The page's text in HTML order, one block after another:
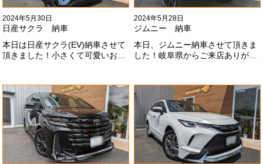
2024年5月30日
日産サクラ 納車
本日は日産サクラ(EV)納車させて
頂きました！小さくて可愛いお車
#x1f60a;#x1f60a;M様ありがとう
ございました#x1f60a;
2024年5月28日
ジムニー 納車
本日、ジムニー納車させて頂きま
した！岐阜県からご来店ありがと
ープンカントリー、ホイールと、
可愛い仕様になりました！これか
らもよろしくお願いします
#x1f647;#x200d;#x2640;#xfe0f;